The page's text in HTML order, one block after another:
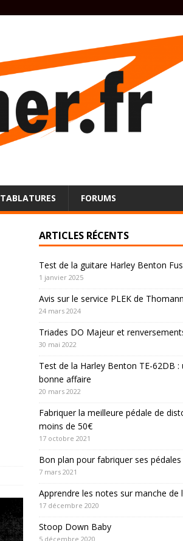
TABLATURES FORUMS
ARTICLES RÉCENTS
Test de la guitare Harley Benton
1 janvier 2025
Avis sur le service PLEK de Thomann
24 mars 2024
Triades DO Majeur et
30 mai 2022
Test de la Harley Benton TE-62DB :
bonne affaire
20 mars 2022
Fabriquer la meilleure pédale de
moins de 50€
17 octobre 2021
Bon plan pour fabriquer ses pédales
7 mars 2021
Apprendre les notes sur manche de
17 décembre 2020
Stoop Down Baby
5 décembre 2020